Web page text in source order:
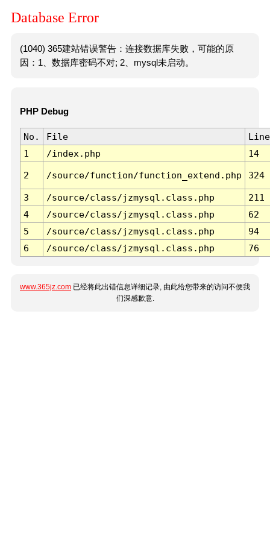
Database Error
(1040) 365建站错误警告：连接数据库失败，可能的原
因：1、数据库密码不对; 2、mysql未启动。
PHP Debug
No. File
Line
1
/index.php 14
2 /source/function/function_extend.php 324
3 /source/class/jzmysql.class.php
211
4
/source/class/jzmysql.class.php
62
5
/source/class/jzmysql.class.php
94
6
/source/class/jzmysql.class.php 76
www.365jz.com 已经将此出错信息详细记录, 由此给您带来的访问不便我
们深感歉意.